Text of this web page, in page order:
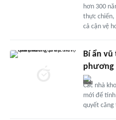
hơn 300
thực chiến,
cả cận vệ
Bí ẩn vũ
phương
Các nhà
mới để
quyết căng